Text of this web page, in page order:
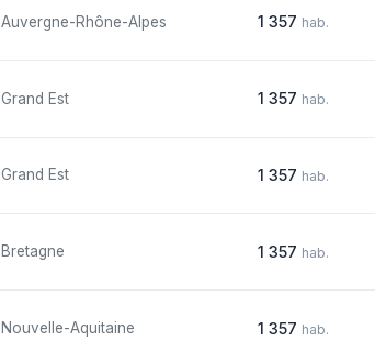
Auvergne-Rhône-Alpes 1 357 hab.
Grand Est 1 357 hab.
Grand Est 1 357 hab.
Bretagne 1 357 hab.
Nouvelle-Aquitaine 1 357 hab.